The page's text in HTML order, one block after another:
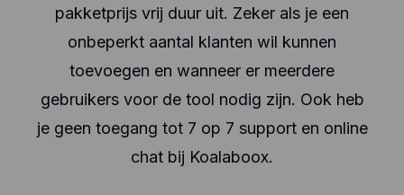
pakketprijs vrij duur uit. Zeker als je een
onbeperkt aantal klanten wil kunnen
toevoegen en wanneer er meerdere
gebruikers voor de tool nodig zijn. Ook heb
je geen toegang tot 7 op 7 support en online
chat bij Koalaboox.